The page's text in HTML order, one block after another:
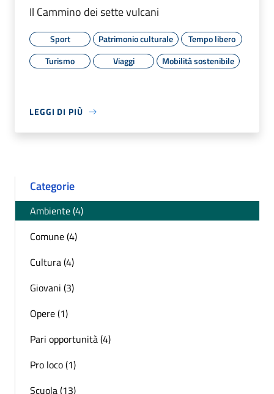
Il Cammino dei sette vulcani
Sport Patrimonio culturale
Tempo libero
Turismo
Viaggi Mobilità sostenibile
LEGGI DI PIÙ
Categorie
Ambiente (4)
Comune (4)
Cultura (4)
Giovani (3)
Opere (1)
Pari opportunità (4)
Pro loco (1)
Scuola (13)